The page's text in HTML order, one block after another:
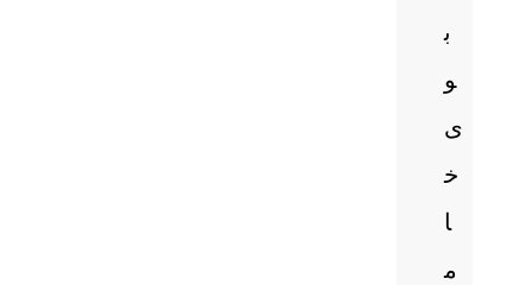
ب
و
ی
خ
ا
م